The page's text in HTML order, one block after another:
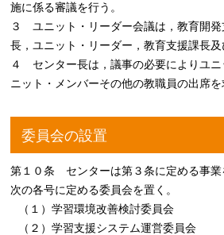
施に係る審議を行う。
３ ユニット・リーダー会議は，教育開発
長，ユニット・リーダー，教育支援課長及
４ センター長は，議事の必要によりユニ
ニット・メンバーその他の教職員の出席を
委員会の設置
第１０条 センターは第３条に定める事業
次の各号に定める委員会を置く。
（１）学習環境改善検討委員会
（２）学習支援システム運営委員会